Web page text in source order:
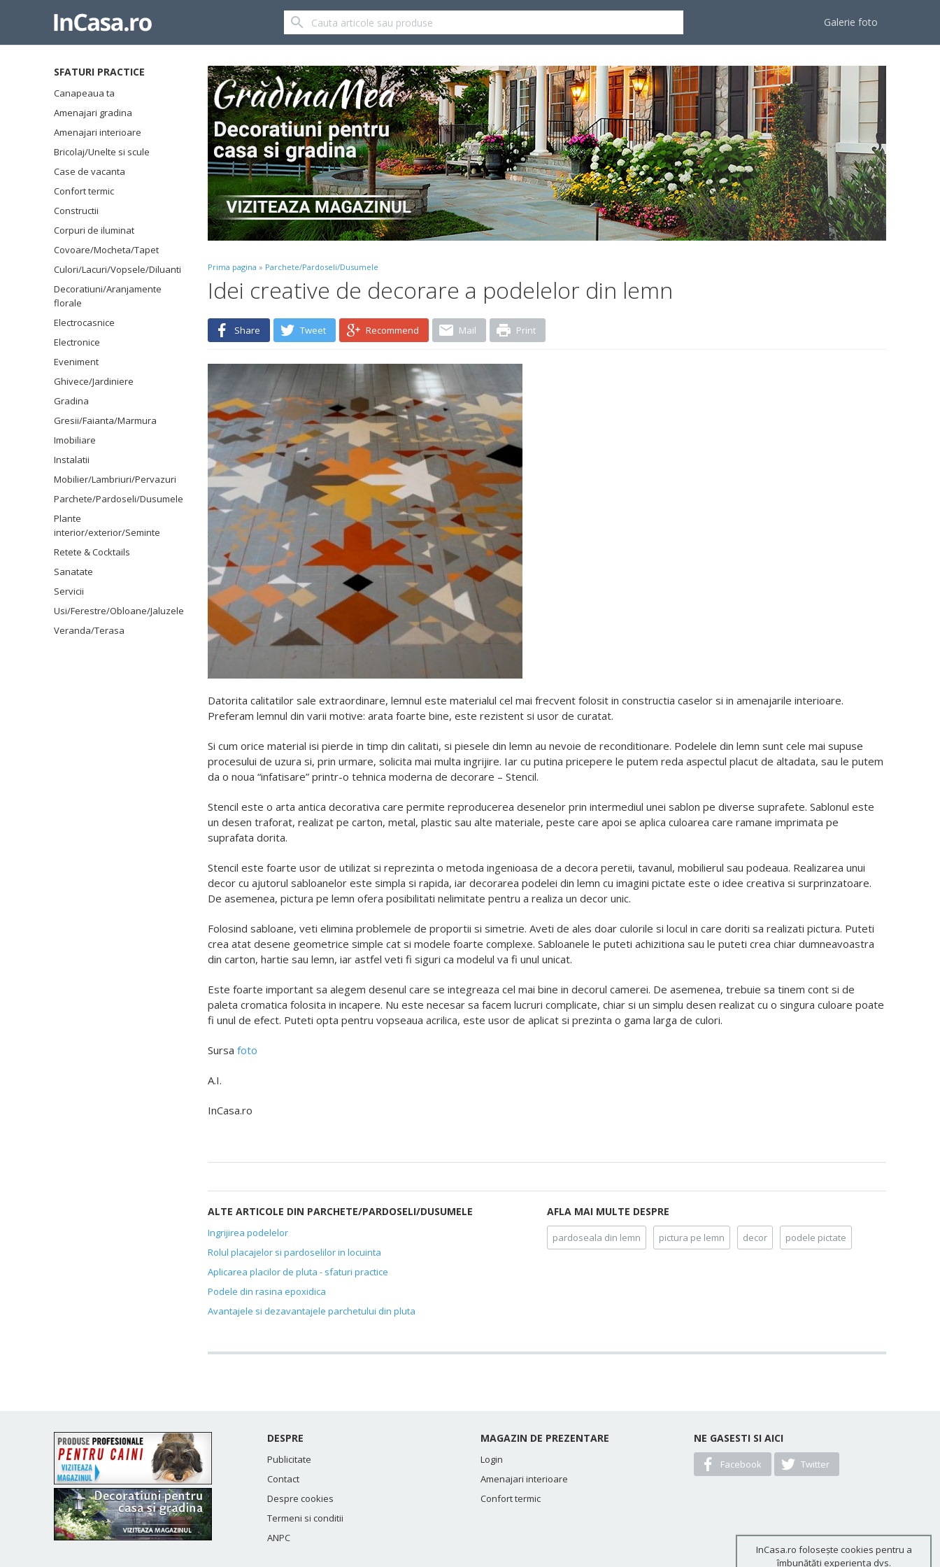
Galerie foto
SFATURI PRACTICE
Canapeaua ta
Amenajari gradina
Amenajari interioare
Bricolaj/Unelte si scule
Case de vacanta
Confort termic
Constructii
Corpuri de iluminat
Covoare/Mocheta/Tapet
Culori/Lacuri/Vopsele/Diluanti
Decoratiuni/Aranjamente
florale
Electrocasnice
Electronice
Eveniment
Ghivece/Jardiniere
Gradina
Gresii/Faianta/Marmura
Imobiliare
Instalatii
Mobilier/Lambriuri/Pervazuri
Parchete/Pardoseli/Dusumele
Plante
interior/exterior/Seminte
Retete & Cocktails
Sanatate
Servicii
Usi/Ferestre/Obloane/Jaluzele
Veranda/Terasa
Prima pagina » Parchete/Pardoseli/Dusumele
Idei creative de decorare a podelelor din lemn
Share Tweet Recommend Mail Print
Datorita calitatilor sale extraordinare, lemnul este materialul cel mai frecvent folosit in constructia caselor si in amenajarile interioare.
Preferam lemnul din varii motive: arata foarte bine, este rezistent si usor de curatat.
Si cum orice material isi pierde in timp din calitati, si piesele din lemn au nevoie de reconditionare. Podelele din lemn sunt cele mai supuse
procesului de uzura si, prin urmare, solicita mai multa ingrijire. Iar cu putina pricepere le putem reda aspectul placut de altadata, sau le putem
da o noua “infatisare” printr-o tehnica moderna de decorare – Stencil.
Stencil este o arta antica decorativa care permite reproducerea desenelor prin intermediul unei sablon pe diverse suprafete. Sablonul este
un desen traforat, realizat pe carton, metal, plastic sau alte materiale, peste care apoi se aplica culoarea care ramane imprimata pe
suprafata dorita.
Stencil este foarte usor de utilizat si reprezinta o metoda ingenioasa de a decora peretii, tavanul, mobilierul sau podeaua. Realizarea unui
decor cu ajutorul sabloanelor este simpla si rapida, iar decorarea podelei din lemn cu imagini pictate este o idee creativa si surprinzatoare.
De asemenea, pictura pe lemn ofera posibilitati nelimitate pentru a realiza un decor unic.
Folosind sabloane, veti elimina problemele de proportii si simetrie. Aveti de ales doar culorile si locul in care doriti sa realizati pictura. Puteti
crea atat desene geometrice simple cat si modele foarte complexe. Sabloanele le puteti achizitiona sau le puteti crea chiar dumneavoastra
din carton, hartie sau lemn, iar astfel veti fi siguri ca modelul va fi unul unicat.
Este foarte important sa alegem desenul care se integreaza cel mai bine in decorul camerei. De asemenea, trebuie sa tinem cont si de
paleta cromatica folosita in incapere. Nu este necesar sa facem lucruri complicate, chiar si un simplu desen realizat cu o singura culoare poate
fi unul de efect. Puteti opta pentru vopseaua acrilica, este usor de aplicat si prezinta o gama larga de culori.
Sursa foto
A.I.
InCasa.ro
ALTE ARTICOLE DIN PARCHETE/PARDOSELI/DUSUMELE
Ingrijirea podelelor
Rolul placajelor si pardoselilor in locuinta
Aplicarea placilor de pluta - sfaturi practice
Podele din rasina epoxidica
Avantajele si dezavantajele parchetului din pluta
AFLA MAI MULTE DESPRE
pardoseala din lemn pictura pe lemn decor podele pictate
DESPRE
Publicitate
Contact
Despre cookies
Termeni si conditii
ANPC
MAGAZIN DE PREZENTARE
Login
Amenajari interioare
Confort termic
NE GASESTI SI AICI
Facebook Twitter
InCasa.ro folosește cookies pentru a
îmbunătăți experiența dvs.